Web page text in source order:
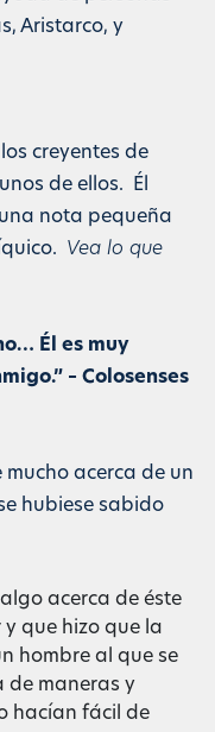
Aristarco, y
creyentes de
de ellos. Él
nota pequeña
Vea lo que
Él es muy
– Colosenses
mucho acerca de un
hubiese sabido
acerca de éste
que hizo que la
hombre al que se
de maneras y
hacían fácil de